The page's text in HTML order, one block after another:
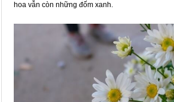
hoa vẫn còn những đốm xanh.